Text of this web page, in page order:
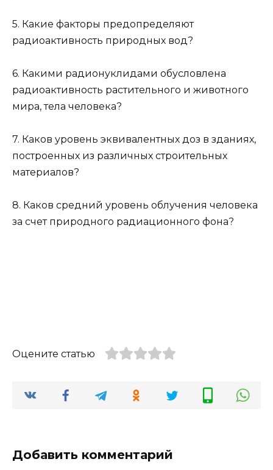
5. Какие факторы предопределяют
радиоактивность природных вод?
6. Какими радионуклидами обусловлена
радиоактивность растительного и животного
мира, тела человека?
7. Каков уровень эквивалентных доз в зданиях,
построенных из различных строительных
материалов?
8. Каков средний уровень облучения человека
за счет природного радиационного фона?
Оцените статью
Добавить комментарий